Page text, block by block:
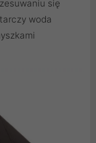
się
woda